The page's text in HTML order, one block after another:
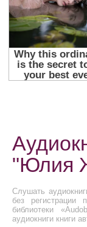
"Юлия
Слушать
без регистрации
библиотеки
аудиокниги книги